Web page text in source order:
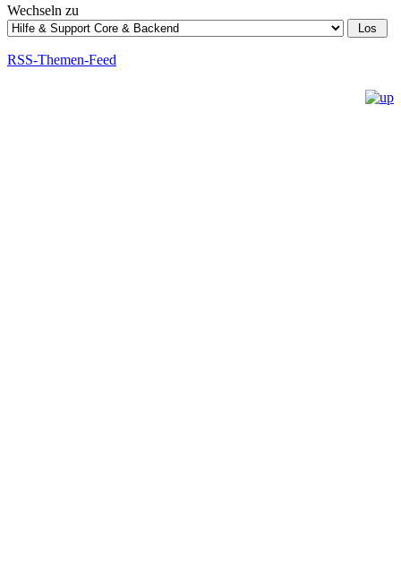
Wechseln zu
RSS-Themen-Feed